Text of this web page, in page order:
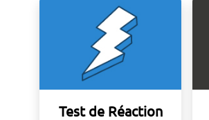
Test de Réaction